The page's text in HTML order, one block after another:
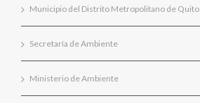
Municipio del Distrito Metropolitano de Quito
Secretaría de Ambiente
Ministerio de Ambiente